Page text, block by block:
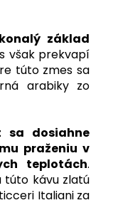
základ
však prekvapí
túto zmes sa
arabiky zo
sa dosiahne
praženiu v
teplotách.
túto kávu zlatú
Italiani za